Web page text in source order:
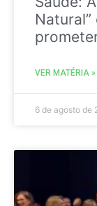
VER MATÉRIA »
6 de agosto de